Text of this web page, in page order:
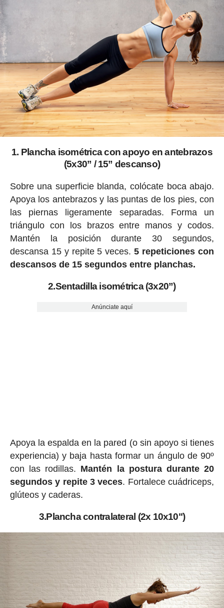
1. Plancha isométrica con apoyo en antebrazos
(5x30” / 15” descanso)
Sobre una superficie blanda, colócate boca abajo.
Apoya los antebrazos y las puntas de los pies, con
las piernas ligeramente separadas. Forma un
triángulo con los brazos entre manos y codos.
Mantén la posición durante 30 segundos,
descansa 15 y repite 5 veces.5 repeticiones con
descansos de 15 segundos entre planchas.
2.Sentadilla isométrica (3x20”)
Anúnciate aquí
Apoya la espalda en la pared (o sin apoyo si tienes
experiencia) y baja hasta formar un ángulo de 90º
con las rodillas. Mantén la postura durante 20
segundos y repite 3 veces. Fortalece cuádriceps,
glúteos y caderas.
3.Plancha contralateral (2x 10x10")